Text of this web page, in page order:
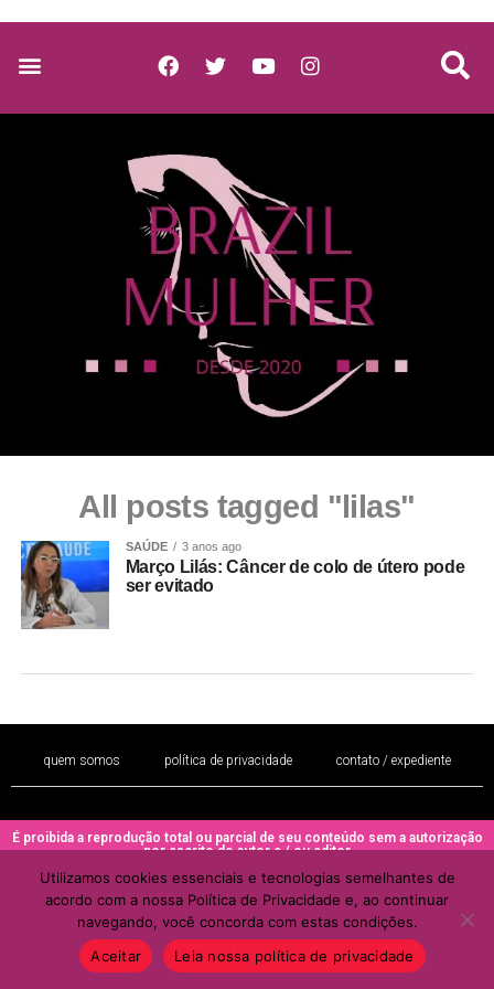
All posts tagged "lilas"
SAÚDE 3 anos ago
Março Lilás: Câncer de colo de útero pode
ser evitado
quem somos política de privacidade contato / expediente
É proibida a reprodução total ou parcial de seu conteúdo sem a autorização
por escrito do autor e / ou editor
Copyright © 2022 - Todos os direitos reservados ao PORTAL BRAZIL
MULHER
Utilizamos cookies essenciais e tecnologias semelhantes de
acordo com a nossa Política de Privacidade e, ao continuar
navegando, você concorda com estas condições.
Aceitar
Leia nossa política de privacidade